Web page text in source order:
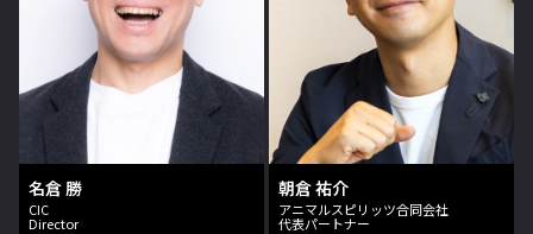
名倉 勝
CIC
Director
朝倉 祐介
アニマルスピリッツ合同会社
代表パートナー